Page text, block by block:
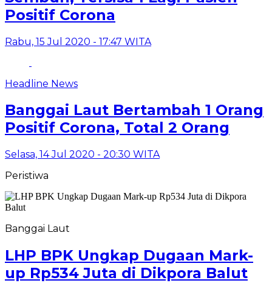
Positif Corona
Rabu, 15 Jul 2020 - 17:47 WITA
Headline News
Banggai Laut Bertambah 1 Orang
Positif Corona, Total 2 Orang
Selasa, 14 Jul 2020 - 20:30 WITA
Peristiwa
Banggai Laut
LHP BPK Ungkap Dugaan Mark-
up Rp534 Juta di Dikpora Balut